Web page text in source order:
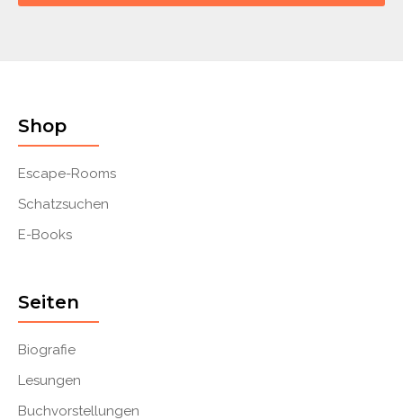
Shop
Escape-Rooms
Schatzsuchen
E-Books
Seiten
Biografie
Lesungen
Buchvorstellungen